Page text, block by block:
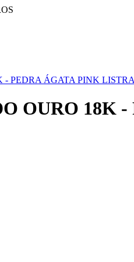
PEDRA ÁGATA PINK
OURO 18K